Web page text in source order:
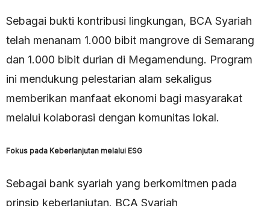
Sebagai bukti kontribusi lingkungan, BCA Syariah
telah menanam 1.000 bibit mangrove di Semarang
dan 1.000 bibit durian di Megamendung. Program
ini mendukung pelestarian alam sekaligus
memberikan manfaat ekonomi bagi masyarakat
melalui kolaborasi dengan komunitas lokal.
Fokus pada Keberlanjutan melalui ESG
Sebagai bank syariah yang berkomitmen pada
prinsip keberlanjutan. BCA Syariah